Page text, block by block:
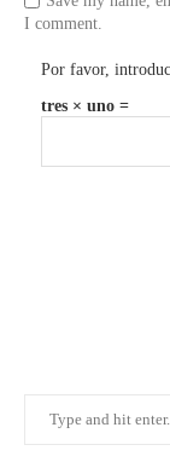
I comment.
Por favor,
tres × uno =